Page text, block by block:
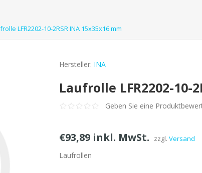
LFR2202-10-2RSR INA 15x35x16 mm
Hersteller: INA
Laufrolle LFR2202-10-
Geben Sie eine
€93,89 inkl. MwSt. zzgl.Versand
Laufrollen